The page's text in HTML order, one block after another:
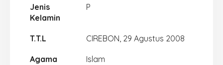
Jenis
Kelamin
P
T.T.L CIREBON, 29 Agustus 2008
Agama Islam